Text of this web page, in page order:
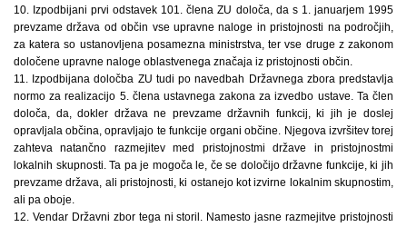
10. Izpodbijani prvi odstavek 101. člena ZU določa, da s 1. januarjem 1995
prevzame država od občin vse upravne naloge in pristojnosti na področjih,
za katera so ustanovljena posamezna ministrstva, ter vse druge z zakonom
določene upravne naloge oblastvenega značaja iz pristojnosti občin.
11. Izpodbijana določba ZU tudi po navedbah Državnega zbora predstavlja
normo za realizacijo 5. člena ustavnega zakona za izvedbo ustave. Ta člen
določa, da, dokler država ne prevzame državnih funkcij, ki jih je doslej
opravljala občina, opravljajo te funkcije organi občine. Njegova izvršitev torej
zahteva natančno razmejitev med pristojnostmi države in pristojnostmi
lokalnih skupnosti. Ta pa je mogoča le, če se določijo državne funkcije, ki jih
prevzame država, ali pristojnosti, ki ostanejo kot izvirne lokalnim skupnostim,
ali pa oboje.
12. Vendar Državni zbor tega ni storil. Namesto jasne razmejitve pristojnosti